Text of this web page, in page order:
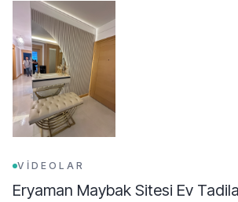
VİDEOLAR
Eryaman Maybak Sitesi Ev